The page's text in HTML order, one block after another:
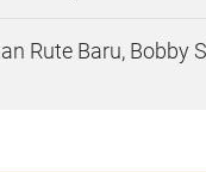
Rute Baru, Bobby